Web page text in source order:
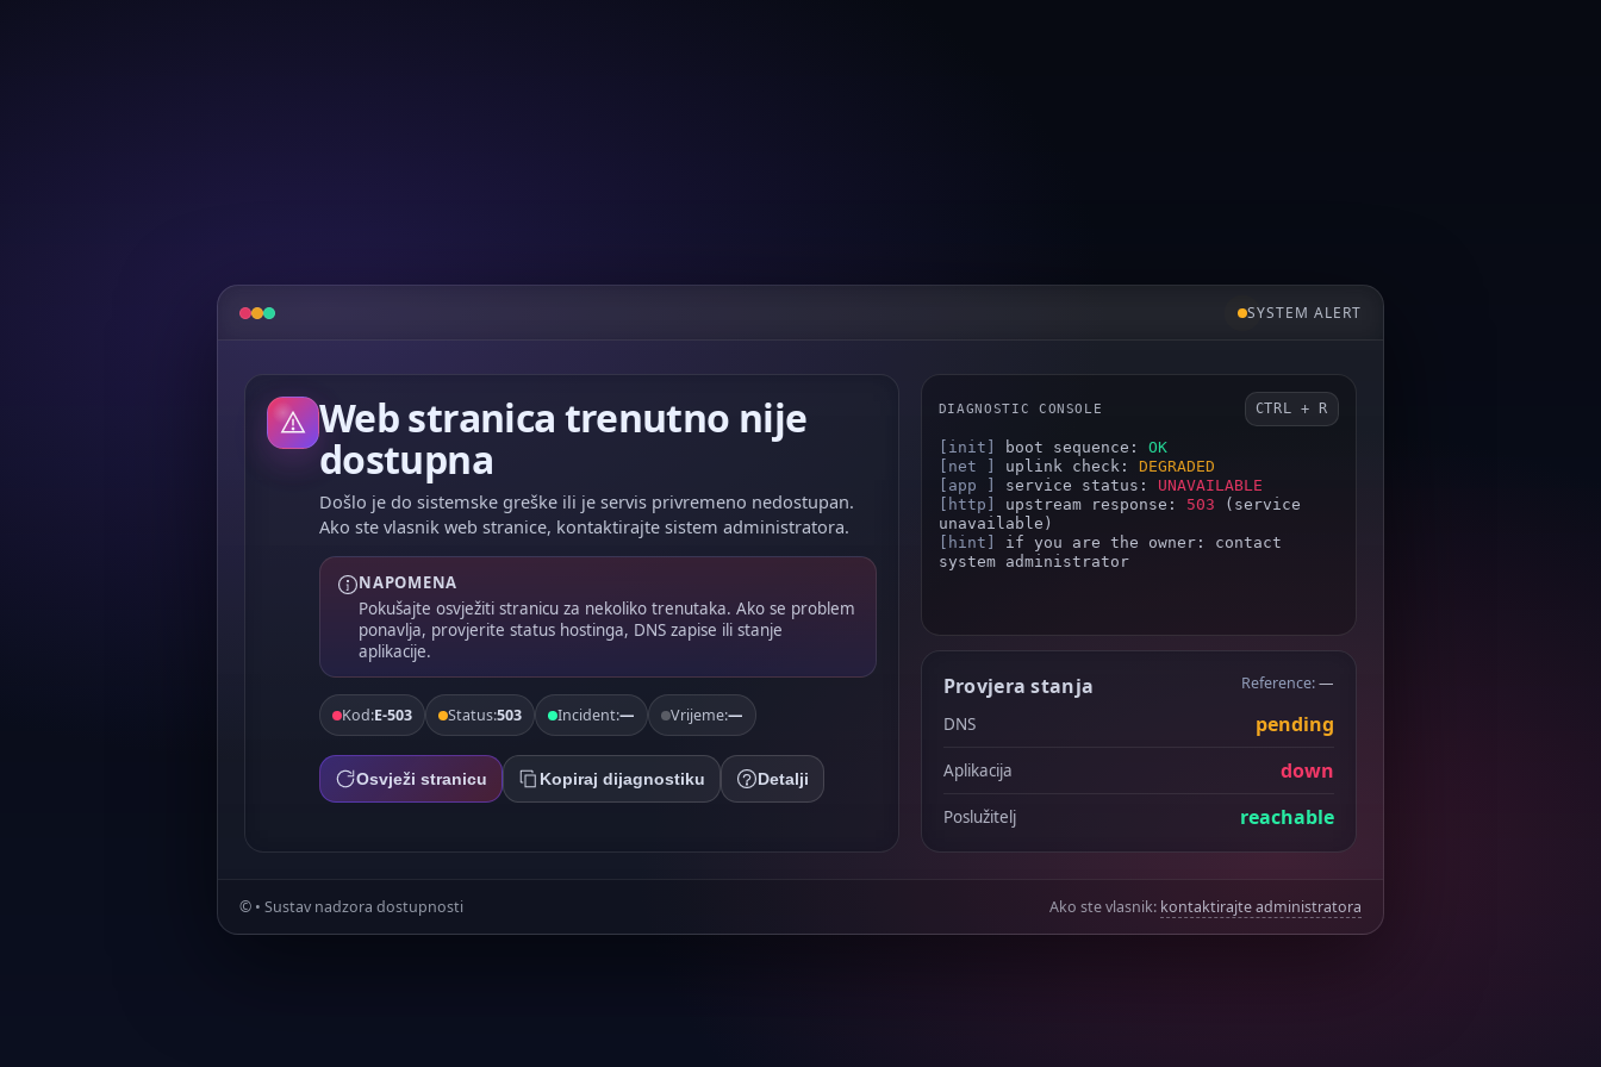
SYSTEM ALERT
Web stranica trenutno nije
dostupna
Došlo je do sistemske greške ili je servis privremeno nedostupan.
Ako ste vlasnik web stranice, kontaktirajte sistem administratora.
NAPOMENA
Pokušajte osvježiti stranicu za nekoliko trenutaka. Ako se problem
ponavlja, provjerite status hostinga, DNS zapise ili stanje
aplikacije.
Kod:E-503 Status:503 Incident:— Vrijeme:—
Osvježi stranicu Kopiraj dijagnostiku Detalji
DIAGNOSTIC CONSOLE CTRL + R
[init] boot sequence: OK
[net ]
uplink check: DEGRADED
[app ]
service status: UNAVAILABLE
[http]
upstream response: 503 (service
[hint]
if you are the owner: contact
system administrator
Provjera stanja Reference:—
DNS pending
Aplikacija down
Poslužitelj reachable
© • Sustav nadzora dostupnosti Ako ste vlasnik: kontaktirajte administratora